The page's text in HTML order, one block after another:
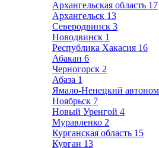
Архангельская область 17
Архангельск 13
Северодвинск 3
Новодвинск 1
Республика Хакасия 16
Абакан 6
Черногорск 2
Абаза 1
Ямало-Ненецкий
Ноябрьск 7
Новый Уренгой 4
Муравленко 2
Курганская область 15
Курган 13